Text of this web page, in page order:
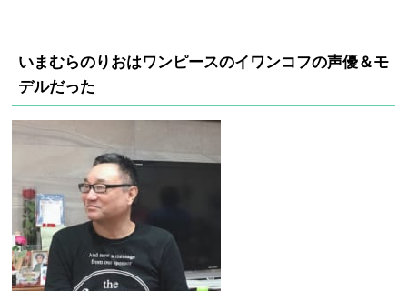
いまむらのりおはワンピースのイワンコフの声優＆モ
デルだった